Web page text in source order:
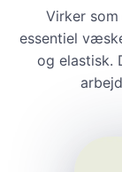
Virker
essentiel
og elastisk.